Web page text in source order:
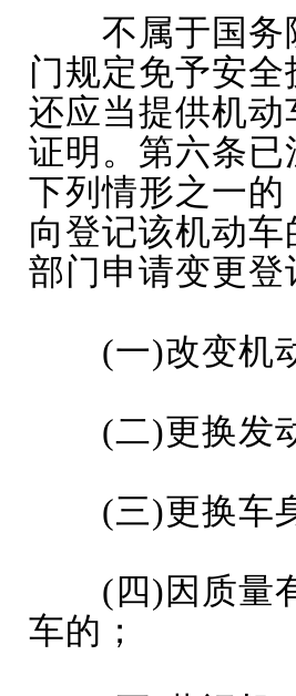
不属于国务
门规定免予安
还应当提供机
证明。第六条
下列情形之一
向登记该机动
部门申请变更登
(一)改变机
(二)更换发
(三)更换车
( 四)因质量
车的；